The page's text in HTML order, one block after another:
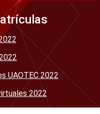
UAOTEC 2022
2022